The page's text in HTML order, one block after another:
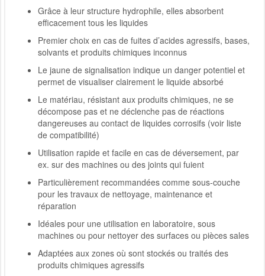
Grâce à leur structure hydrophile, elles absorbent
efficacement tous les liquides
Premier choix en cas de fuites d’acides agressifs, bases,
solvants et produits chimiques inconnus
Le jaune de signalisation indique un danger potentiel et
permet de visualiser clairement le liquide absorbé
Le matériau, résistant aux produits chimiques, ne se
décompose pas et ne déclenche pas de réactions
dangereuses au contact de liquides corrosifs (voir liste
de compatibilité)
Utilisation rapide et facile en cas de déversement, par
ex. sur des machines ou des joints qui fuient
Particulièrement recommandées comme sous-couche
pour les travaux de nettoyage, maintenance et
réparation
Idéales pour une utilisation en laboratoire, sous
machines ou pour nettoyer des surfaces ou pièces sales
Adaptées aux zones où sont stockés ou traités des
produits chimiques agressifs